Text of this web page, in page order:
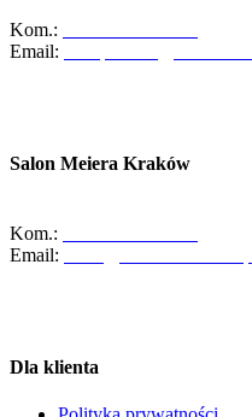
Kom.:
Email:
Salon Meiera Kraków
Kom.:
Email:
Dla klienta